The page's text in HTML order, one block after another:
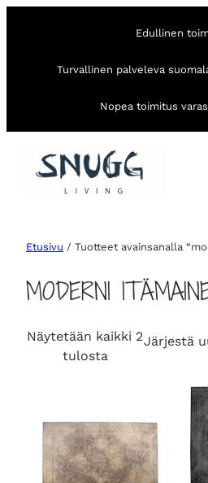
Edullinen
Turvallinen palveleva
Nopea toimitus
Etusivu / Tuotteet avainsanalla
MODERNI
Näytetään kaikki 2
tulostaS
e
d
b